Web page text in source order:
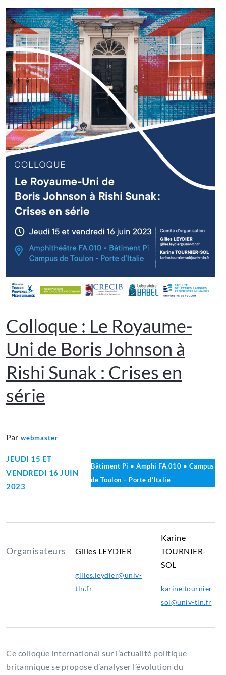
Colloque : Le Royaume-
Uni de Boris Johnson à
Rishi Sunak : Crises en
série
Par webmaster
JEUDI 15 ET
VENDREDI 16 JUIN
2023
Bâtiment Pi • Amphi FA.010 • Campus
de Toulon – Porte d’Italie
Organisateurs Gilles LEYDIER
gilles.leydier@univ-
tln.fr
Karine
TOURNIER-
SOL
karine.tournier-
sol@univ-tln.fr
Ce colloque international sur l’actualité politique
britannique se propose d’analyser l’évolution du